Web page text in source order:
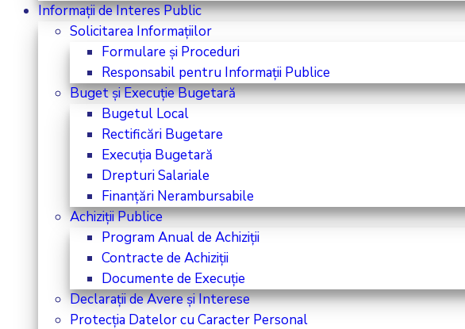
Informații de Interes Public
Solicitarea Informațiilor
Formulare și Proceduri
Responsabil pentru Informații Publice
Buget și Execuție Bugetară
Bugetul Local
Rectificări Bugetare
Execuția Bugetară
Drepturi Salariale
Finanțări Nerambursabile
Achiziții Publice
Program Anual de Achiziții
Contracte de Achiziții
Documente de Execuție
Declarații de Avere și Interese
Protecția Datelor cu Caracter Personal